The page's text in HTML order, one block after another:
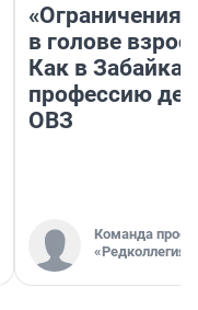
«Ограничения
в голове
Как в
профессию
ОВЗ
Команда
«Редколлегия»